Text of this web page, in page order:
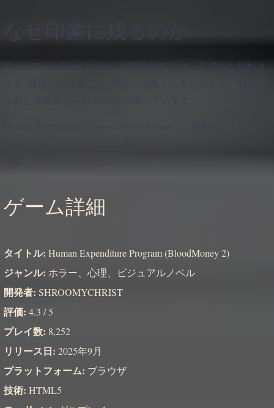
なぜ印象に残るのか
Human Expenditure Program が印象的なのは、直接的な残酷さ
ゲーム詳細
タイトル: Human Expenditure Program (BloodMoney 2)
ジャンル: ホラー、心理、ビジュアルノベル
開発者: SHROOMYCHRIST
評価: 4.3 / 5
プレイ数: 8,252
リリース日: 2025年9月
プラットフォーム: ブラウザ
技術: HTML5